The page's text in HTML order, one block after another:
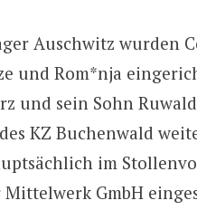
Auschwitz wurden
und Rom*nja
und sein Sohn
KZ Buchenwald
im
Mittelwerk GmbH